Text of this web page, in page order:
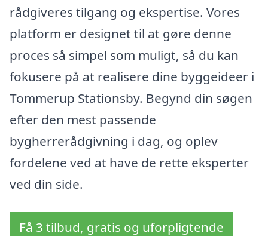
rådgiveres tilgang og ekspertise. Vores
platform er designet til at gøre denne
proces så simpel som muligt, så du kan
fokusere på at realisere dine byggeideer i
Tommerup Stationsby. Begynd din søgen
efter den mest passende
bygherrerådgivning i dag, og oplev
fordelene ved at have de rette eksperter
ved din side.
Få 3 tilbud, gratis og uforpligtende